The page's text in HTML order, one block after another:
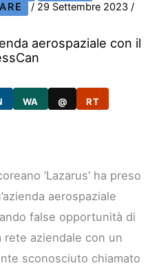
/ 29 Settembre 2023/
aerospaziale con il
WA @ RT
‘Lazarus’ ha preso
aerospaziale
false opportunità di
aziendale con un
sconosciuto chiamato